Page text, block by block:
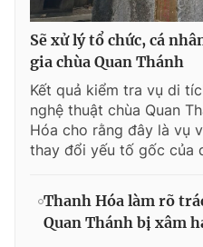
Sẽ xử lý tổ chức, cá
gia chùa Quan Thánh
Kết quả kiểm tra vụ di
nghệ thuật chùa Quan
Hóa cho rằng đây là vụ
thay đổi yếu tố gốc của
Thanh Hóa làm rõ
Quan Thánh bị xâm